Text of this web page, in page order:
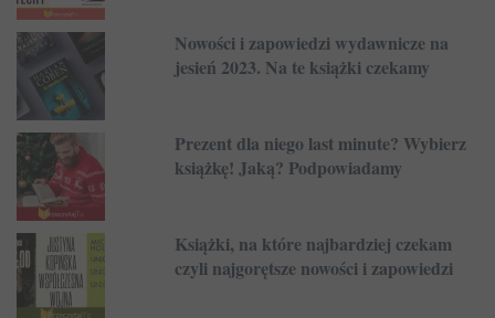
Nowości i zapowiedzi wydawnicze na
jesień 2023. Na te książki czekamy
Prezent dla niego last minute? Wybierz
książkę! Jaką? Podpowiadamy
Książki, na które najbardziej czekam
czyli najgorętsze nowości i zapowiedzi